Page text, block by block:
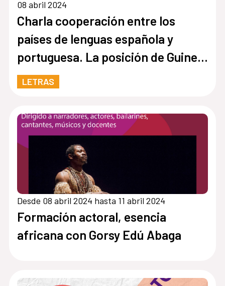
08 abril 2024
Charla cooperación entre los
países de lenguas española y
portuguesa. La posición de Guinea
Ecuatorial
LETRAS
Desde 08 abril 2024 hasta 11 abril 2024
Formación actoral, esencia
africana con Gorsy Edú Abaga